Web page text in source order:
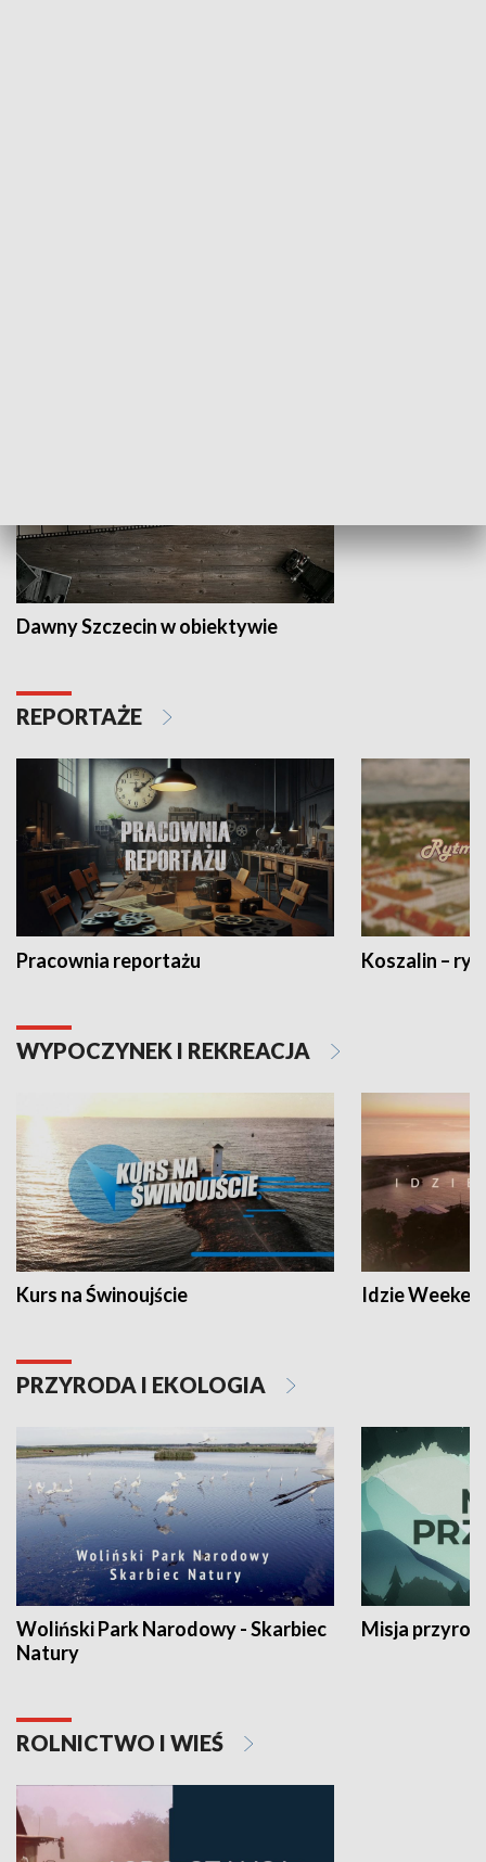
Dawny Szczecin w obiektywie
REPORTAŻE
Pracownia reportażu Koszalin –
WYPOCZYNEK I REKREACJA
Kurs na Świnoujście Idzie
PRZYRODA I EKOLOGIA
Woliński Park Narodowy - Skarbiec
Natury
Misja
ROLNICTWO I WIEŚ